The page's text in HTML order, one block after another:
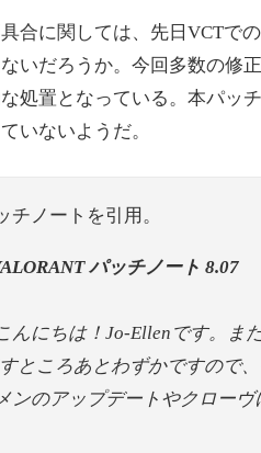
合に関しては、先日VCTで
いだろうか。今回多数の修
処置となっている。本パッ
いないようだ。
チノートを引用。
パッチノート 8.07
んにちは！Jo-Ellenです。ま
ところあとわずかですので
ンのアップデートやクロー